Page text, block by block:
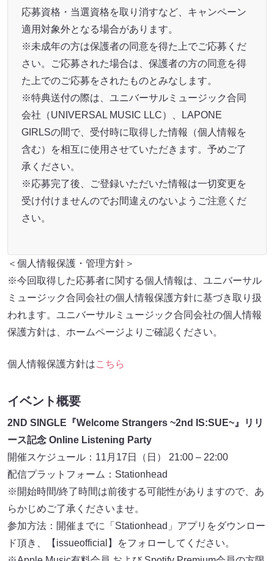
応募資格・当選資格を取り消すなど、キャンペーン
適用対象外となる場合があります。
※未成年の方は保護者の同意を得た上でご応募くだ
さい。ご応募された場合は、保護者の方の同意を得
た上でのご応募をされたものとみなします。
※特典送付の際は、ユニバーサルミュージック合同
会社（UNIVERSAL MUSIC LLC）、LAPONE
GIRLSの間で、受付時に取得した情報（個人情報を
含む）を相互に使用させていただきます。予めご了
承ください。
※応募完了後、ご登録いただいた情報は一切変更を
受け付けませんのでお間違えのないようご注意くだ
さい。
＜個人情報保護・管理方針＞
※今回取得した応募者に関する個人情報は、ユニバーサル
ミュージック合同会社の個人情報保護方針に基づき取り扱
われます。ユニバーサルミュージック合同会社の個人情報
保護方針は、ホームページよりご確認ください。
個人情報保護方針はこちら
イベント概要
2ND SINGLE『Welcome Strangers ~2nd IS:SUE~』リリ
ース記念 Online Listening Party
開催スケジュール：11月17日（日） 21:00 – 22:00
配信プラットフォーム：Stationhead
※開始時間/終了時間は前後する可能性がありますので、あ
らかじめご了承くださいませ。
参加方法：開催までに「Stationhead」アプリをダウンロー
ド頂き、【issueofficial】をフォローしてください。